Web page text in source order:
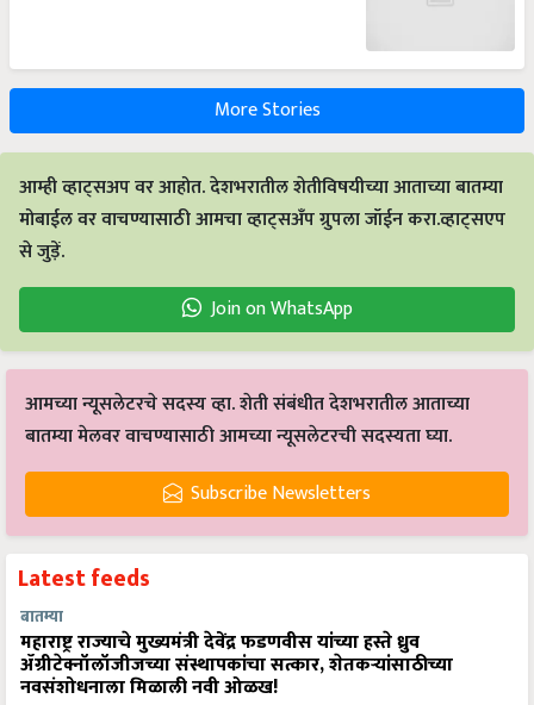
More Stories
आम्ही व्हाट्सअप वर आहोत. देशभरातील शेतीविषयीच्या आताच्या बातम्या
मोबाईल वर वाचण्यासाठी आमचा व्हाट्सअँप ग्रुपला जॉईन करा.व्हाट्सएप
से जुड़ें.
Join on WhatsApp
आमच्या न्यूसलेटरचे सदस्य व्हा. शेती संबंधीत देशभरातील आताच्या
बातम्या मेलवर वाचण्यासाठी आमच्या न्यूसलेटरची सदस्यता घ्या.
Subscribe Newsletters
Latest feeds
बातम्या
महाराष्ट्र राज्याचे मुख्यमंत्री देवेंद्र फडणवीस यांच्या हस्ते ध्रुव
ॲग्रीटेक्नॉलॉजीजच्या संस्थापकांचा सत्कार, शेतकऱ्यांसाठीच्या
नवसंशोधनाला मिळाली नवी ओळख!